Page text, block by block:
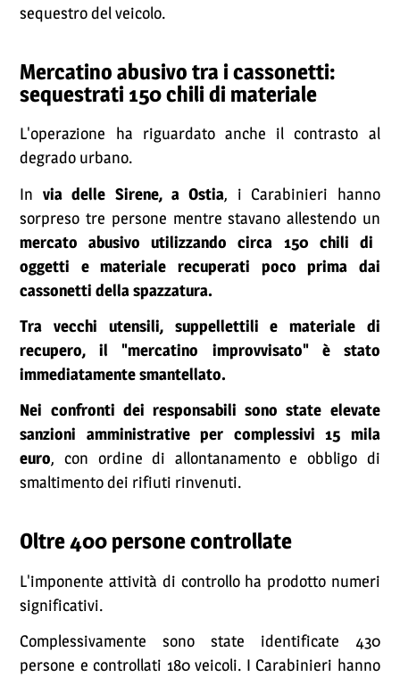
sequestro del veicolo.
Mercatino abusivo tra i cassonetti:
sequestrati 150 chili di materiale
L'operazione ha riguardato anche il contrasto al
degrado urbano.
In via delle Sirene, a Ostia, i Carabinieri hanno
sorpreso tre persone mentre stavano allestendo un
mercato abusivo utilizzando circa 150 chili di
oggetti e materiale recuperati poco prima dai
cassonetti della spazzatura.
Tra vecchi utensili, suppellettili e materiale di
recupero, il "mercatino improvvisato" è stato
immediatamente smantellato.
Nei confronti dei responsabili sono state elevate
sanzioni amministrative per complessivi 15 mila
euro, con ordine di allontanamento e obbligo di
smaltimento dei rifiuti rinvenuti.
Oltre 400 persone controllate
L'imponente attività di controllo ha prodotto numeri
significativi.
Complessivamente sono state identificate 430
persone e controllati 180 veicoli. I Carabinieri hanno